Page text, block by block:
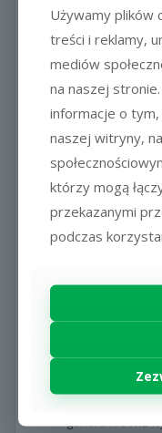
Ponadto jest
odporny na
solwentowego !!!
Druk jest
alkohole i
Ze względu na
„kropek”)
fotokodów czy
temu również np.
Technologia
Pełną paletę
(kolory
np. możliwe do
UWAGA– w tej
generalnieNIE
Używamy plików
treści i reklamy,
mediów
na naszej
informacje o
naszej witryny,
którzy mogą
przekazanymi
podczas